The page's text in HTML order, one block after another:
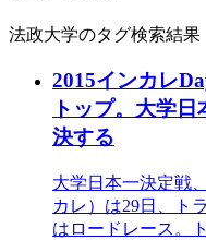
法政大学のタグ検索結果
2015インカレ
トップ。大学
決する
大学日本一決定戦
カレ）は29日、ト
はロードレース。